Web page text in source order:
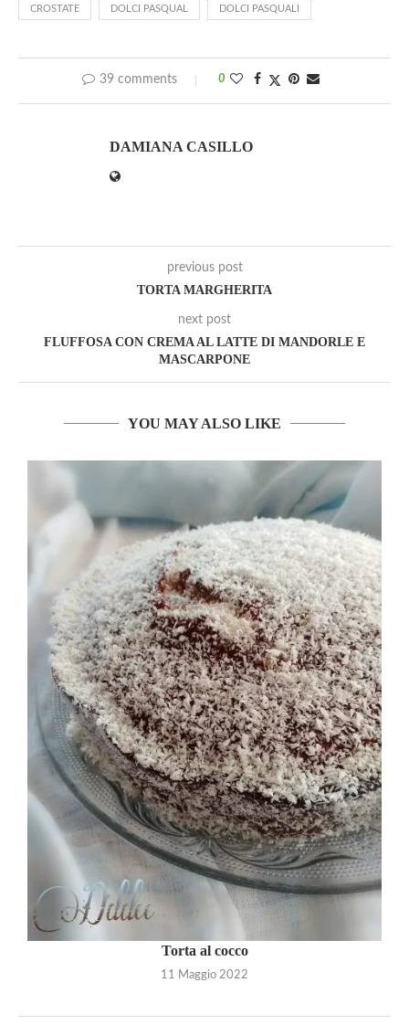
CROSTATE DOLCI PASQUAL DOLCI PASQUALI
39 comments 0
DAMIANA CASILLO
previous post
TORTA MARGHERITA
next post
FLUFFOSA CON CREMA AL LATTE DI MANDORLE E
MASCARPONE
YOU MAY ALSO LIKE
Torta al cocco
11 Maggio 2022